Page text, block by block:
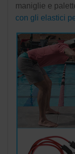
maniglie e
con gli elastici